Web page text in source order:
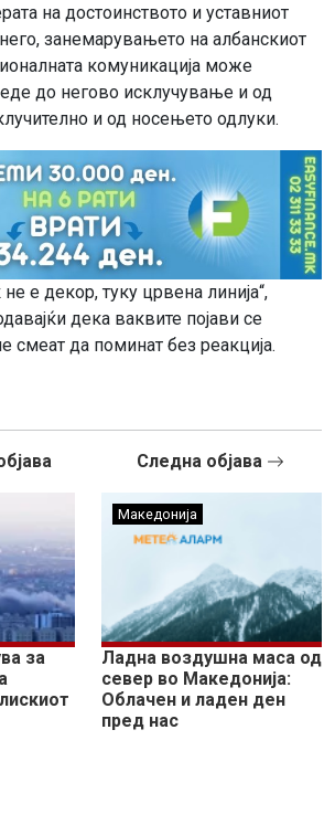
на достоинството и уставниот
занемарувањето на албанскиот
комуникација може
до негово исклучување и од
и од носењето одлуки.
не е декор, туку црвена линија“,
дека ваквите појави се
смеат да поминат без реакција.
за
Следна објава
Македонија
Ладна воздушна маса од
север во Македонија:
Облачен и ладен ден
пред нас